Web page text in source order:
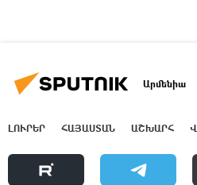
Արմենիա
ԼՈՒՐԵՐ ՀԱՅԱՍՏԱՆ ԱՇԽԱՐՀ